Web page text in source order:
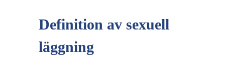
Definition av sexuell
läggning